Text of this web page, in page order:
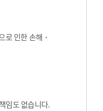
로 인한 손해・
임도 없습니다.